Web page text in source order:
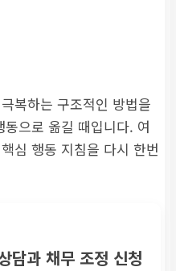
복하는 구조적인 방법을
으로 옮길 때입니다. 여
심 행동 지침을 다시 한번
담과 채무 조정 신청